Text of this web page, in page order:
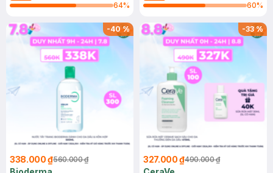
64%
60%
-40%
338.000 ₫560.000 ₫
-33%
327.000 ₫490.000 ₫